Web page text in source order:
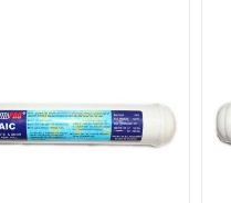
обратного осмоса
представлены в
систему мембранных
вода, приобретает
чая или кофе - ценители